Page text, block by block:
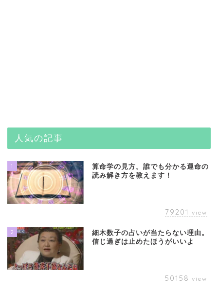
人気の記事
1
算命学の見方。誰でも分かる運命の
読み解き方を教えます！
79201 view
2
細木数子の占いが当たらない理由。
信じ過ぎは止めたほうがいいよ
50158 view